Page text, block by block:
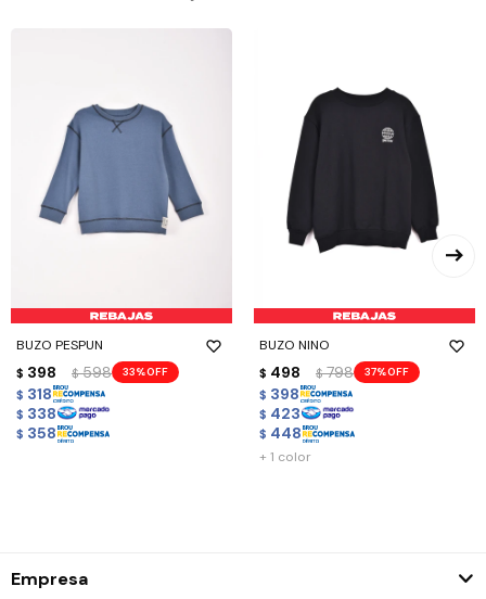
BUZO PESPUN
$ 398 $ 598 33
$ 318
$ 338
$ 358
BUZO NINO
$ 498 $ 798 37
$ 398
$ 423
$ 448
+ 1 color
Empresa